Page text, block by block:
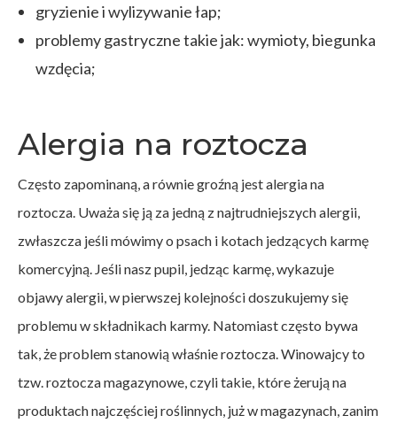
gryzienie i wylizywanie łap;
problemy gastryczne takie jak: wymioty, biegunka
wzdęcia;
Alergia na roztocza
Często zapominaną, a równie groźną jest alergia na
roztocza. Uważa się ją za jedną z najtrudniejszych alergii,
zwłaszcza jeśli mówimy o psach i kotach jedzących karmę
komercyjną. Jeśli nasz pupil, jedząc karmę, wykazuje
objawy alergii, w pierwszej kolejności doszukujemy się
problemu w składnikach karmy. Natomiast często bywa
tak, że problem stanowią właśnie roztocza. Winowajcy to
tzw. roztocza magazynowe, czyli takie, które żerują na
produktach najczęściej roślinnych, już w magazynach, zanim